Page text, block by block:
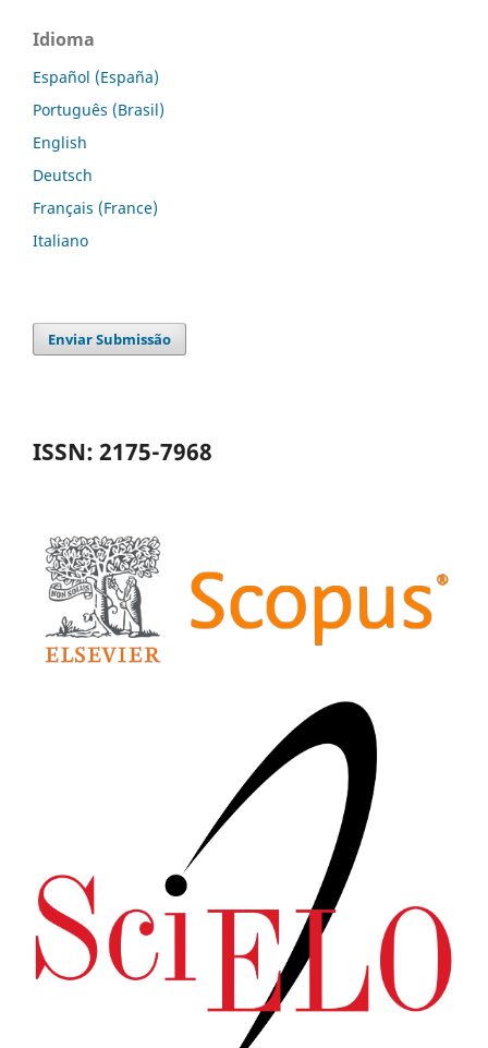
Idioma
Español (España)
Português (Brasil)
English
Deutsch
Français (France)
Italiano
Enviar Submissão
ISSN: 2175-7968